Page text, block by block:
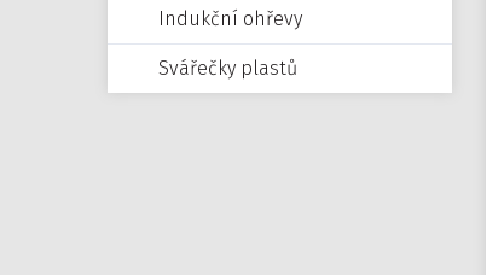
Indukční ohřevy
Svářečky plastů